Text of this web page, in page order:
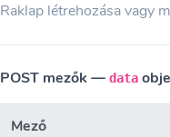
Raklap létrehozása vagy
POST mezők — data
Mező